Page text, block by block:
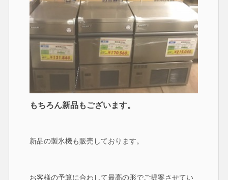
もちろん新品もございます。
新品の製氷機も販売しております。
お客様の予算に合わして最高の形でご提案させてい